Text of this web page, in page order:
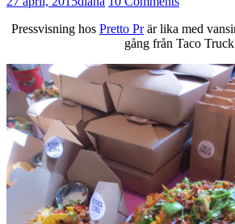
Pressvisning hos Pretto Prär lika med
gång från Taco